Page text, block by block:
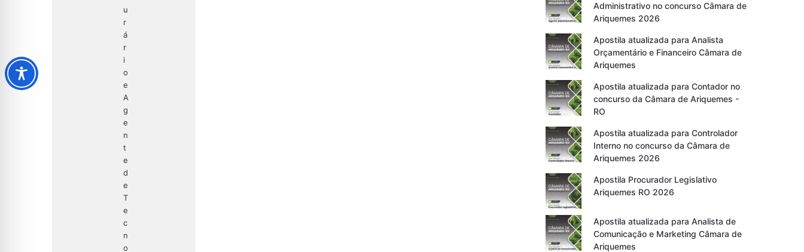
Administrativo no concurso Câmara de
Ariquemes 2026
Apostila atualizada para Analista
Orçamentário e Financeiro Câmara de
Ariquemes
Apostila atualizada para Contador no
concurso da Câmara de Ariquemes -
RO
Apostila atualizada para Controlador
Interno no concurso da Câmara de
Ariquemes 2026
Apostila Procurador Legislativo
Ariquemes RO 2026
Apostila atualizada para Analista de
Comunicação e Marketing Câmara de
Ariquemes